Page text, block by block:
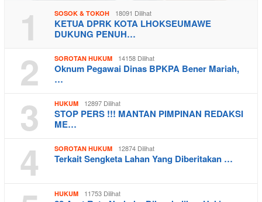
1 SOSOK & TOKOH 18091 Dilihat
KETUA DPRK KOTA LHOKSEUMAWE
DUKUNG PENUH…
2 SOROTAN HUKUM 14158 Dilihat
Oknum Pegawai Dinas BPKPA Bener Mariah,
…
3 HUKUM 12897 Dilihat
STOP PERS !!! MANTAN PIMPINAN REDAKSI
ME…
4 SOROTAN HUKUM 12874 Dilihat
Terkait Sengketa Lahan Yang Diberitakan …
HUKUM 11753 Dilihat